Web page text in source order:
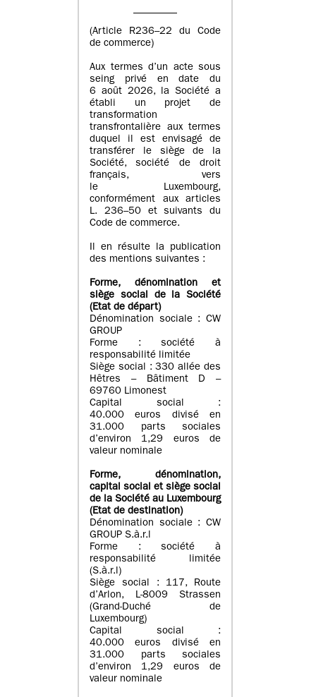
(Article R236–22 du Code
de commerce)
Aux termes d’un acte sous
seing privé en date du
6 août 2026, la Société a
établi un projet de
transformation
transfrontalière aux termes
duquel il est envisagé de
transférer le siège de la
Société, société de droit
français, vers
le Luxembourg,
conformément aux articles
L. 236–50 et suivants du
Code de commerce.
Il en résulte la publication
des mentions suivantes :
Forme, dénomination et
siège social de la Société
(Etatde départ)
Dénomination sociale : CW
GROUP
Forme : société à
responsabilité limitée
Siège social : 330 allée des
Hêtres – Bâtiment D –
69760 Limonest
Capital social :
40.000 euros divisé en
31.000 parts sociales
d’environ 1,29 euros de
valeur nominale
Forme, dénomination,
capital social et siège social
de la Société au Luxembourg
(Etat de destination)
Dénomination sociale : CW
GROUP S.à.r.l
Forme : société à
responsabilité limitée
(S.à.r.l)
Siège social : 117, Route
d’Arlon, L-8009 Strassen
(Grand-Duché de
Luxembourg)
Capital social :
40.000 euros divisé en
31.000 parts sociales
d’environ 1,29 euros de
valeur nominale